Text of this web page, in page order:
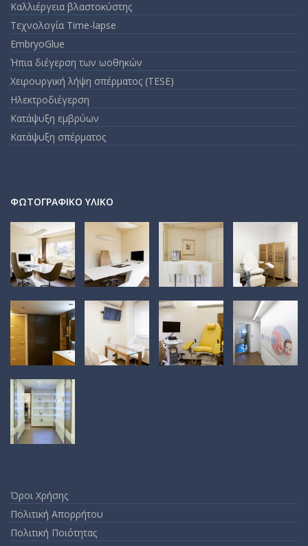
Καλλιέργεια βλαστοκύστης
Τεχνολογία Time-lapse
EmbryoGlue
Ήπια διέγερση των ωοθηκών
Χειρουργική λήψη σπέρματος (TESE)
Ηλεκτροδιέγερση
Κατάψυξη εμβρύων
Κατάψυξη σπέρματος
ΦΩΤΟΓΡΑΦΙΚΌ ΥΛΙΚΌ
Όροι Χρήσης
Πολιτική Απορρήτου
Πολιτική Ποιότητας